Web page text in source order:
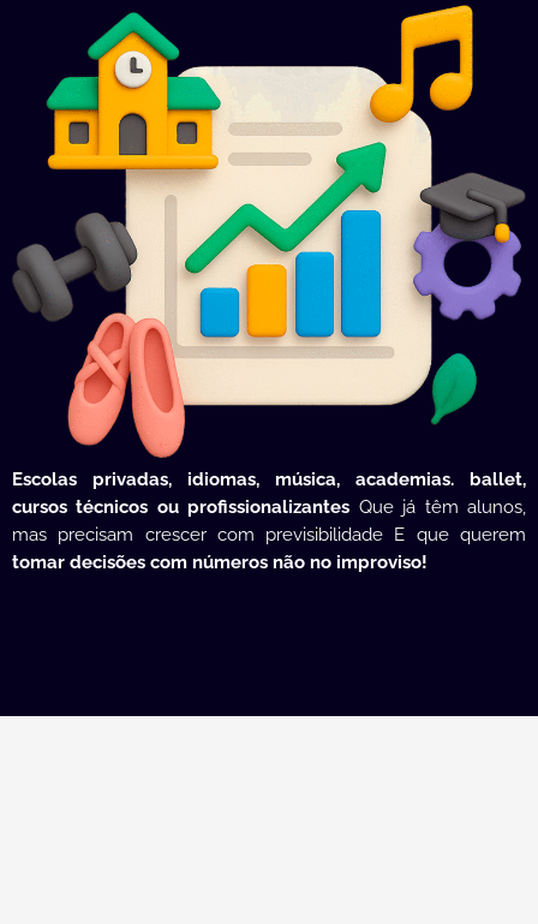
Escolas privadas, idiomas, música, academias. ballet,
cursos técnicos ou profissionalizantes Que já têm alunos,
mas precisam crescer com previsibilidade E que querem
tomar decisões com números não no improviso!